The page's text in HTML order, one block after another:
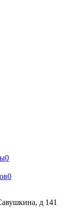
0
0
д 141